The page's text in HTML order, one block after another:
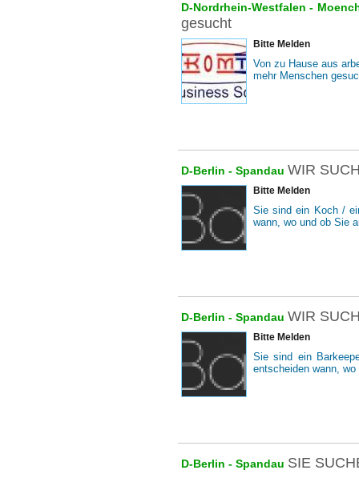
D-Nordrhein-Westfalen -
gesucht
Bitte Melden
Von zu Hause aus
mehr Menschen
D-Berlin - Spandau WIR
Bitte Melden
Sie sind ein Koch /
wann, wo und ob Sie
D-Berlin - Spandau WIR
Bitte Melden
Sie sind ein
entscheiden wann,
D-Berlin - Spandau SIE